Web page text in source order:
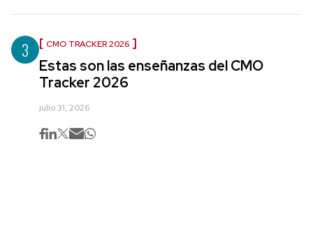
3 CMO TRACKER 2026
Estas son las enseñanzas del CMO
Tracker 2026
julio 31, 2026